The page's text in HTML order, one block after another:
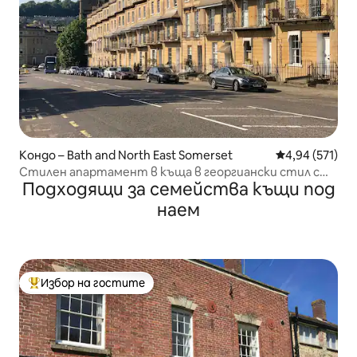
Кондо – Bath and North East Somerset Средна
4,94 (571)
Стилен апартамент в къща в георгиански стил с
безплатен паркинг
Подходящи за семейства къщи под
наем
Най-популярен избор на гостите
Избор на гостите